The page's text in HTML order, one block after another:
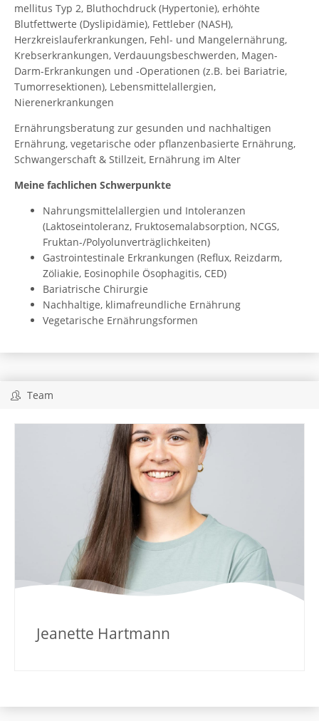
mellitus Typ 2, Bluthochdruck (Hypertonie), erhöhte
Blutfettwerte (Dyslipidämie), Fettleber (NASH),
Herzkreislauferkrankungen, Fehl- und Mangelernährung,
Krebserkrankungen, Verdauungsbeschwerden, Magen-
Darm-Erkrankungen und -Operationen (z.B. bei Bariatrie,
Tumorresektionen), Lebensmittelallergien,
Nierenerkrankungen
Ernährungsberatung zur gesunden und nachhaltigen
Ernährung, vegetarische oder pflanzenbasierte Ernährung,
Schwangerschaft & Stillzeit, Ernährung im Alter
Meine fachlichen Schwerpunkte
Nahrungsmittelallergien und Intoleranzen
(Laktoseintoleranz, Fruktosemalabsorption, NCGS,
Fruktan-/Polyolunverträglichkeiten)
Gastrointestinale Erkrankungen (Reflux, Reizdarm,
Zöliakie, Eosinophile Ösophagitis, CED)
Bariatrische Chirurgie
Nachhaltige, klimafreundliche Ernährung
Vegetarische Ernährungsformen
Team
Jeanette Hartmann